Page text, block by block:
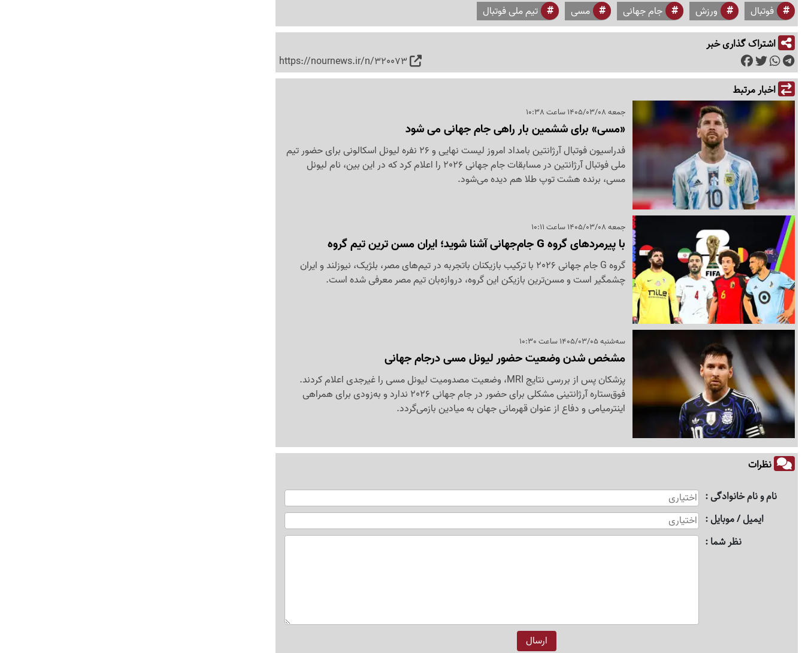
فوتبال ورزش جام جهانی مسی تیم ملی فوتبال
اشتراک گذاری خبر
https://nournews.ir/n/320073
اخبار مرتبط
جمعه 1405/03/08 ساعت 10:38
«مسی» برای ششمین بار راهی جام جهانی می شود
فدراسیون فوتبال آرژانتین بامداد امروز لیست نهایی و 26 نفره لیونل اسکالونی برای حضور تیم
ملی فوتبال آرژانتین در مسابقات جام جهانی 2026 را اعلام کرد که در این بین، نام لیونل
مسی، برنده هشت توپ طلا هم دیده می‌شود.
جمعه 1405/03/08 ساعت 10:11
با پیرمردهای گروه G جام‌جهانی آشنا شوید؛ ایران مسن ترین تیم گروه
گروه G جام جهانی 2026 با ترکیب بازیکنان باتجربه در تیم‌های مصر، بلژیک، نیوزلند و ایران
چشمگیر است و مسن‌ترین بازیکن این گروه، دروازه‌بان تیم مصر معرفی شده است.
سه‌شنبه 1405/03/05 ساعت 10:30
مشخص شدن وضعیت حضور لیونل مسی درجام جهانی
پزشکان پس از بررسی نتایج MRI، وضعیت مصدومیت لیونل مسی را غیرجدی اعلام کردند.
فوق‌ستاره آرژانتینی مشکلی برای حضور در جام جهانی 2026 ندارد و به‌زودی برای همراهی
اینترمیامی و دفاع از عنوان قهرمانی جهان به میادین بازمی‌گردد.
نظرات
نام و نام خانوادگی
ایمیل / موبایل
نظر شما